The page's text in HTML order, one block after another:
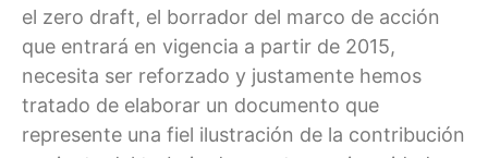
el zero draft, el borrador del marco de acción
que entrará en vigencia a partir de 2015,
necesita ser reforzado y justamente hemos
tratado de elaborar un documento que
represente una fiel ilustración de la contribución